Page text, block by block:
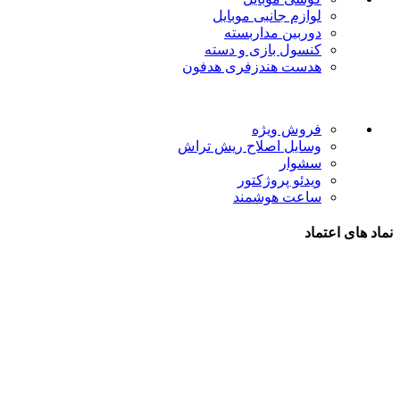
لوازم جانبی موبایل
دوربین مداربسته
کنسول بازی و دسته
هدست هندزفری هدفون
فروش ویژه
وسایل اصلاح ریش تراش
سشوار
ویدئو پروژکتور
ساعت هوشمند
نماد های اعتماد